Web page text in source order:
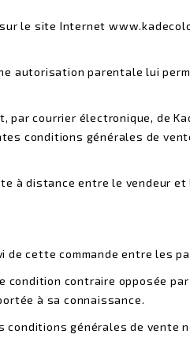
sur le site Internet
autorisation parentale lui
courrier électronique, de
conditions générales de
distance entre le vendeur et
cette commande entre les
contraire opposée
à sa connaissance.
conditions générales de vente